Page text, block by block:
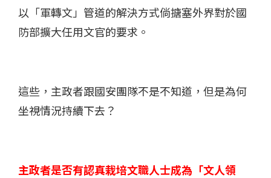
以「軍轉文」管道的解決方式倘搪塞外界對於國
防部擴大任用文官的要求。
這些，主政者跟國安團隊不是不知道，但是為何
坐視情況持續下去？
主政者是否有認真栽培文職人士成為「文人領